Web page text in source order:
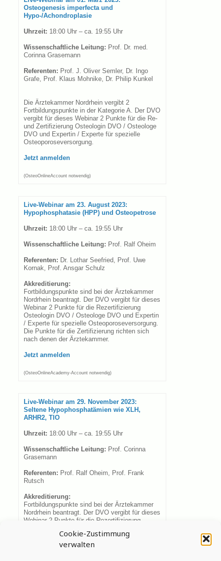
Cookie-Zustimmung
verwalten
Osteogenesis imperfecta und
Hypo-/Achondroplasie
Uhrzeit: 18:00 Uhr – ca. 19:55 Uhr
Wissenschaftliche Leitung: Prof. Dr. med.
Corinna Grasemann
Referenten: Prof. J. Oliver Semler, Dr. Ingo
Grafe, Prof. Klaus Mohnike, Dr. Philip Kunkel
Die Ärztekammer Nordrhein vergibt 2
Fortbildungspunkte in der Kategorie A. Der DVO
vergibt für dieses Webinar 2 Punkte für die Re-
und Zertifizierung Osteologin DVO / Osteologe
DVO und Expertin / Experte für spezielle
Osteoporoseversorgung.
Jetzt anmelden
(OsteoOnlineAccount notwendig)
Live-Webinar am 23. August 2023:
Hypophosphatasie (HPP) und Osteopetrose
Uhrzeit: 18:00 Uhr – ca. 19:55 Uhr
Wissenschaftliche Leitung: Prof. Ralf Oheim
Referenten: Dr. Lothar Seefried, Prof. Uwe
Kornak, Prof. Ansgar Schulz
Akkreditierung:
Fortbildungspunkte sind bei der Ärztekammer
Nordrhein beantragt. Der DVO vergibt für dieses
Webinar 2 Punkte für die Rezertifizierung
Osteologin DVO / Osteologe DVO und Expertin
/ Experte für spezielle Osteoporoseversorgung.
Die Punkte für die Zertifizierung richten sich
nach denen der Ärztekammer.
Jetzt anmelden
(OsteoOnlineAcademy-Account notwendig)
Live-Webinar am 29. November 2023:
Seltene Hypophosphatämien wie XLH,
ARHR2, TIO
Uhrzeit: 18:00 Uhr – ca. 19:55 Uhr
Wissenschaftliche Leitung: Prof. Corinna
Grasemann
Referenten: Prof. Ralf Oheim, Prof. Frank
Rutsch
Akkreditierung:
Fortbildungspunkte sind bei der Ärztekammer
Nordrhein beantragt. Der DVO vergibt für dieses
Webinar 2 Punkte für die Rezertifizierung
/ Experte für spezielle Osteoporoseversorgung.
Die Punkte für die Zertifizierung richten sich